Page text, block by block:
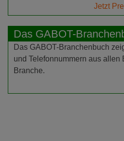
Jetzt
Das GABOT-
Das GABOT-Branchenbuch
und Telefonnummern aus allen
Branche.